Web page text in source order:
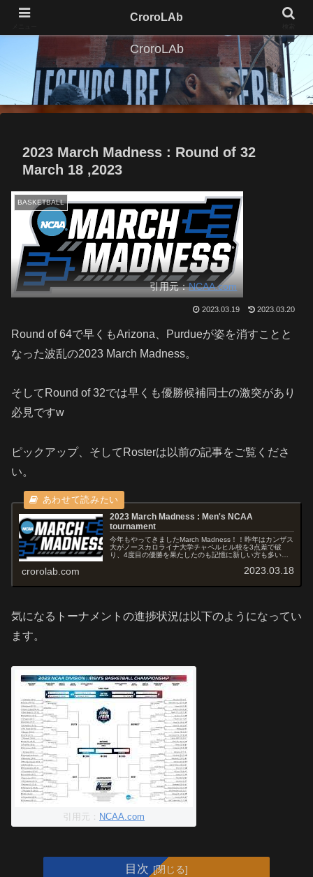
CroroLAb
2023 March Madness : Round of 32
March 18 ,2023
BASKETBALL
引用元：NCAA.com
2023.03.19 2023.03.20
Round of 64で早くもArizona、Purdueが姿を消すことと
なった波乱の2023 March Madness。
そしてRound of 32では早くも優勝候補同士の激突があり
必見ですw
ピックアップ、そしてRosterは以前の記事をご覧くださ
い。
2023 March Madness : Men's NCAA
tournament
今年もやってきましたMarch Madness！！昨年はカンザス
大がノースカロライナ大学チャペルヒル校を3点差で破
り、4度目の優勝を果たしたのも記憶に新しい方も多いか
crorolab.com 2023.03.18
気になるトーナメントの進捗状況は以下のようになってい
ます。
引用元： NCAA.com
目次
CroroLAb